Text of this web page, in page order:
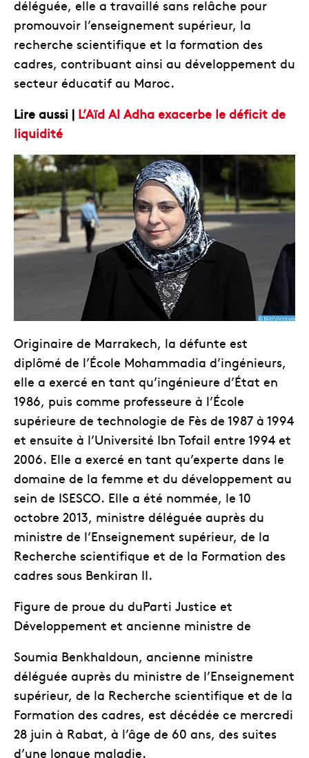
déléguée, elle a travaillé sans relâche pour
promouvoir l’enseignement supérieur, la
recherche scientifique et la formation des
cadres, contribuant ainsi au développement du
secteur éducatif au Maroc.
Lire aussi | L’Aïd Al Adha exacerbe le déficit de
liquidité
Originaire de Marrakech, la défunte est
diplômé de l’École Mohammadia d’ingénieurs,
elle a exercé en tant qu’ingénieure d’État en
1986, puis comme professeure à l’École
supérieure de technologie de Fès de 1987 à 1994
et ensuite à l’Université Ibn Tofail entre 1994 et
2006. Elle a exercé en tant qu’experte dans le
domaine de la femme et du développement au
sein de ISESCO. Elle a été nommée, le 10
octobre 2013, ministre déléguée auprès du
ministre de l’Enseignement supérieur, de la
Recherche scientifique et de la Formation des
cadres sous Benkiran II.
Figure de proue du duParti Justice et
Développement et ancienne ministre de
Soumia Benkhaldoun, ancienne ministre
déléguée auprès du ministre de l’Enseignement
supérieur, de la Recherche scientifique et de la
Formation des cadres, est décédée ce mercredi
28 juin à Rabat, à l’âge de 60 ans, des suites
d’une longue maladie.